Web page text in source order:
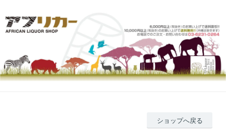
ショップへ戻る